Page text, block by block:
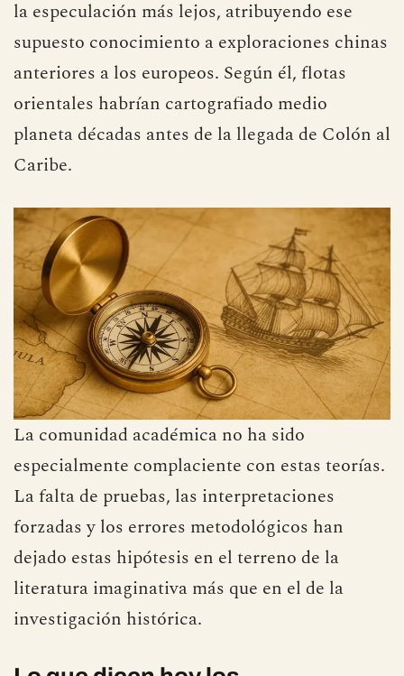
la especulación más lejos, atribuyendo ese
supuesto conocimiento a exploraciones chinas
anteriores a los europeos. Según él, flotas
orientales habrían cartografiado medio
planeta décadas antes de la llegada de Colón al
Caribe.
La comunidad académica no ha sido
especialmente complaciente con estas teorías.
La falta de pruebas, las interpretaciones
forzadas y los errores metodológicos han
dejado estas hipótesis en el terreno de la
literatura imaginativa más que en el de la
investigación histórica.